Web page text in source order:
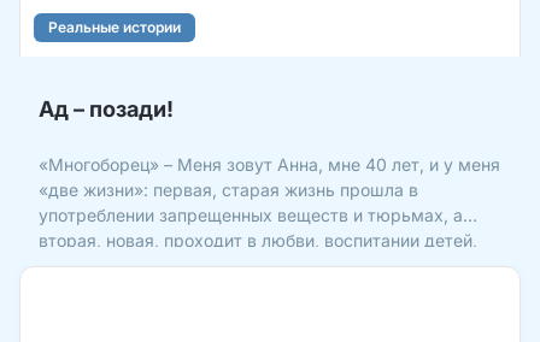
Реальные истории
Ад – позади!
«Многоборец» – Меня зовут Анна, мне 40 лет, и у меня
«две жизни»: первая, старая жизнь прошла в
употреблении запрещенных веществ и тюрьмах, а
вторая, новая, проходит в любви, воспитании детей,
помощи людям, радости, общении с Богом. Как так